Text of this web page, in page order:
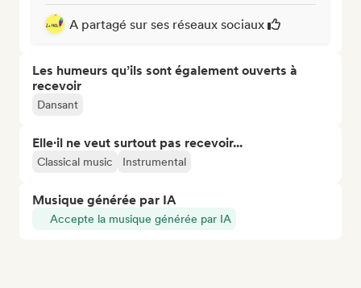
A partagé sur ses réseaux sociaux
Les humeurs qu’ils sont également ouverts à
recevoir
Dansant
Elle·il ne veut surtout pas recevoir...
Classical music Instrumental
Musique générée par IA
Accepte la musique générée par IA